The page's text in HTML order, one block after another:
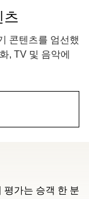
츠
콘텐츠를 엄선했
, TV 및 음악에
평가는 승객 한 분